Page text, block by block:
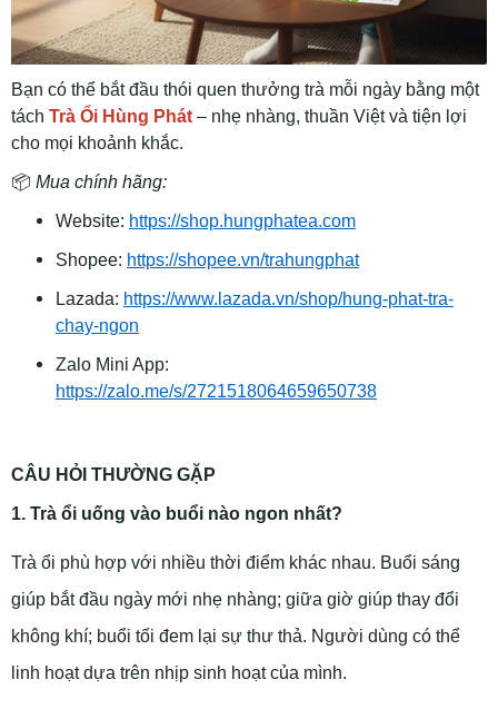
Bạn có thể bắt đầu thói quen thưởng trà mỗi ngày bằng một
tách Trà Ổi Hùng Phát – nhẹ nhàng, thuần Việt và tiện lợi
cho mọi khoảnh khắc.
📦 Mua chính hãng:
Website: https://shop.hungphatea.com
Shopee: https://shopee.vn/trahungphat
Lazada: https://www.lazada.vn/shop/hung-phat-tra-
chay-ngon
Zalo Mini App:
https://zalo.me/s/2721518064659650738
CÂU HỎI THƯỜNG GẶP
1. Trà ổi uống vào buổi nào ngon nhất?
Trà ổi phù hợp với nhiều thời điểm khác nhau. Buổi sáng
giúp bắt đầu ngày mới nhẹ nhàng; giữa giờ giúp thay đổi
không khí; buổi tối đem lại sự thư thả. Người dùng có thể
linh hoạt dựa trên nhịp sinh hoạt của mình.